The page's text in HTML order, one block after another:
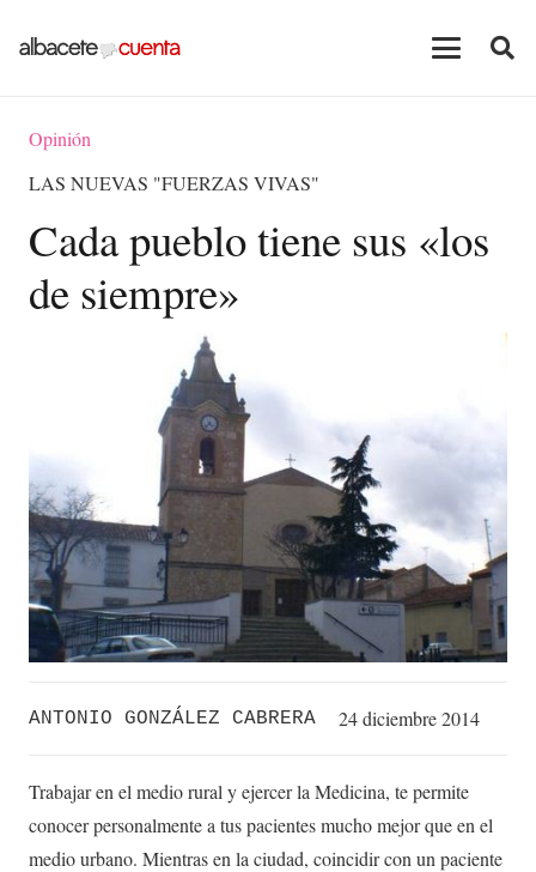
Opinión
LAS NUEVAS "FUERZAS VIVAS"
Cada pueblo tiene sus «los
de siempre»
ANTONIO GONZÁLEZ CABRERA 24 diciembre 2014
Trabajar en el medio rural y ejercer la Medicina, te permite
conocer personalmente a tus pacientes mucho mejor que en el
medio urbano. Mientras en la ciudad, coincidir con un paciente